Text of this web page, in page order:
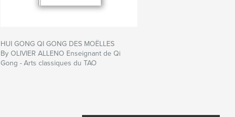
HUI GONG QI GONG DES MOËLLES
By OLIVIER ALLENO Enseignant de Qi
Gong - Arts classiques du TAO